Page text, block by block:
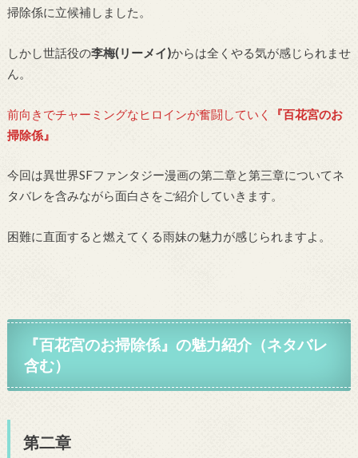
掃除係に立候補しました。
しかし世話役の李梅(リーメイ)からは全くやる気が感じられませ
ん。
前向きでチャーミングなヒロインが奮闘していく
『百花宮のお
掃除係』
今回は異世界SFファンタジー漫画の第二章と第三章についてネ
タバレを含みながら面白さをご紹介していきます。
困難に直面すると燃えてくる雨妹の魅力が感じられますよ。
『百花宮のお掃除係』の魅力紹介（ネタバレ
含む）
第二章